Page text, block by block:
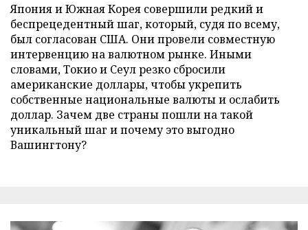
Япония и Южная Корея совершили редкий и
беспрецедентный шаг, который, судя по всему,
был согласован США. Они провели совместную
интервенцию на валютном рынке. Иными
словами, Токио и Сеул резко сбросили
американские доллары, чтобы укрепить
собственные национальные валюты и ослабить
доллар. Зачем две страны пошли на такой
уникальный шаг и почему это выгодно
Вашингтону?